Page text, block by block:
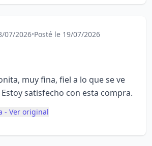
07/2026•Posté le 19/07/2026
muy fina, fiel a lo que se ve
satisfecho con esta compra.
- Ver original